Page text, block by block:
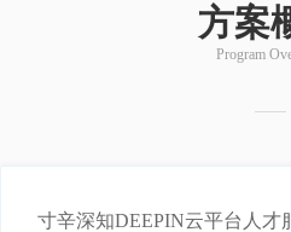
方案
Program
寸辛深知DEEPIN云平台人才